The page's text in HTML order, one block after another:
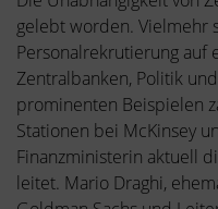
gelebt worden. Vielmehr
Personalrekrutierung auf
Zentralbanken, Politik
prominenten Beispielen
Stationen bei McKinsey
Finanzministerin aktuell
leitet. Mario Draghi,